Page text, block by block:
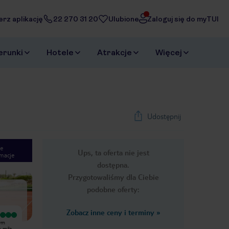
aplikację 22 270 31 20 Ulubione Zaloguj się do myTUI
Hotele Atrakcje Więcej
Udostępnij
Ups, ta oferta nie jest
dostępna.
Przygotowaliśmy dla Ciebie
podobne oferty:
Zobacz inne ceny i terminy »
Next slide
1/49
Wyjątkowy